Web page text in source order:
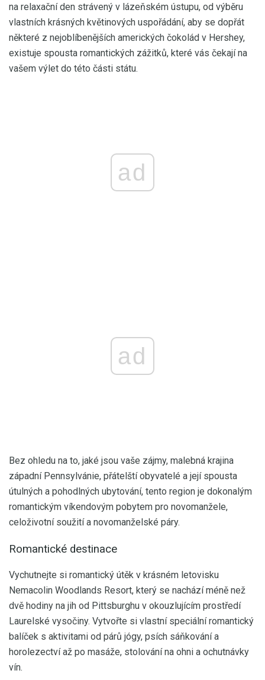
na relaxační den strávený v lázeňském ústupu, od výběru
vlastních krásných květinových uspořádání, aby se dopřát
některé z nejoblíbenějších amerických čokolád v Hershey,
existuje spousta romantických zážitků, které vás čekají na
vašem výlet do této části státu.
ad
ad
Bez ohledu na to, jaké jsou vaše zájmy, malebná krajina
západní Pennsylvánie, přátelští obyvatelé a její spousta
útulných a pohodlných ubytování, tento region je dokonalým
romantickým víkendovým pobytem pro novomanžele,
celoživotní soužití a novomanželské páry.
Romantické destinace
Vychutnejte si romantický útěk v krásném letovisku
Nemacolin Woodlands Resort, který se nachází méně než
dvě hodiny na jih od Pittsburghu v okouzlujícím prostředí
Laurelské vysočiny. Vytvořte si vlastní speciální romantický
balíček s aktivitami od párů jógy, psích sáňkování a
horolezectví až po masáže, stolování na ohni a ochutnávky
vín.